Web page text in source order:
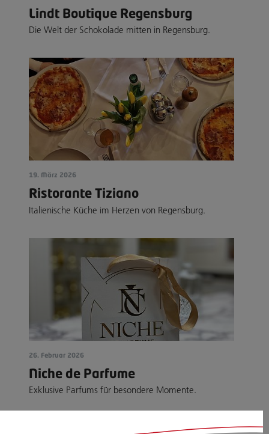
Lindt Boutique Regensburg
Die Welt der Schokolade mitten in Regensburg.
19. März 2026
Ristorante Tiziano
Italienische Küche im Herzen von Regensburg.
26. Februar 2026
Niche de Parfume
Exklusive Parfums für besondere Momente.